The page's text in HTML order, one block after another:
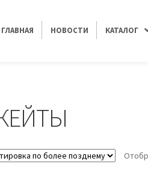
ГЛАВНАЯ НОВОСТИ КАТАЛОГ